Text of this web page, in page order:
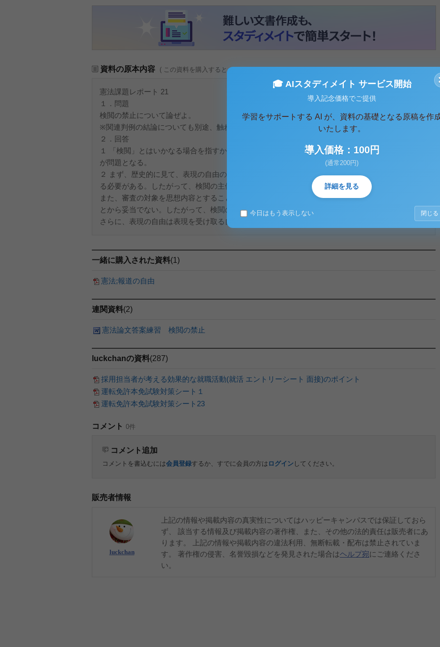
資料の原本内容 ( この資料を購入すると、テキストデータがみえます。 )
憲法課題レポート 21
１．問題
検閲の禁止について論ぜよ。
※関連判例の結論についても別途、触れること。
２．回答
１ 「検閲」とはいかなる場合を指すか。その主体・対象・時期をどのようにとらえるか
が問題となる。
２ まず、歴史的に見て、表現の自由の侵害者は行政権であることが多く、それを防止す
る必要がある。したがって、検閲の主体は行政権であると解する。
また、審査の対象を思想内容とすることは、表現の自由が事実伝達の自由をも含むこ
とから妥当でない。したがって、検閲の対象は広く表現内容とすべきである。
さらに、表現の自由は表現を受け取る自由をも含むから、検閲は表現の伝達のみな...
一緒に購入された資料(1)
憲法;報道の自由
連関資料(2)
憲法論文答案練習 検閲の禁止
luckchanの資料(287)
採用担当者が考える効果的な就職活動(就活 エントリーシート 面接)のポイント
運転免許本免試験対策シート１
運転免許本免試験対策シート23
コメント 0件
コメント追加
コメントを書込むには会員登録するか、すでに会員の方は ログイン してください。
販売者情報
luckchan
上記の情報や掲載内容の真実性についてはハッピーキャンパスでは保証しておら
ず、 該当する情報及び掲載内容の著作権、また、その他の法的責任は販売者にあ
ります。 上記の情報や掲載内容の違法利用、無断転載・配布は禁止されていま
す。 著作権の侵害、名誉毀損などを発見された場合はヘルプ宛にご連絡くださ
い。
🎓 AIスタディメイト サービス開始
導入記念価格でご提供
学習をサポートする AI が、資料の基礎となる原稿を作
いたします。
導入価格：100円
(通常200円)
詳細を見る
今日はもう表示しない 閉じる